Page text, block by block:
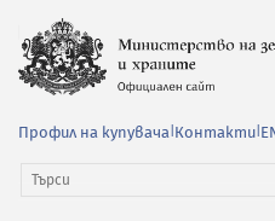
Профил на купувача Контакти